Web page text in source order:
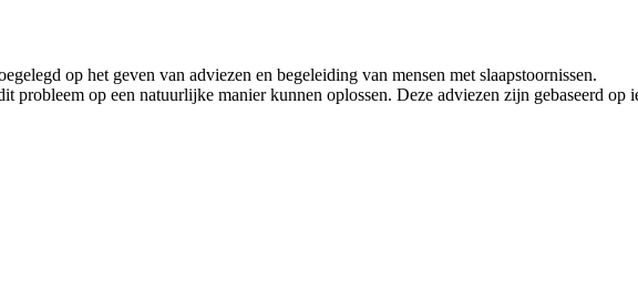
op het geven van adviezen en begeleiding van mensen met slaapstoornissen.
probleem op een natuurlijke manier kunnen oplossen. Deze adviezen zijn gebaseerd op